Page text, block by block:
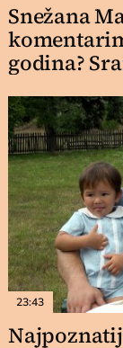
Snežana
godina?
23:43